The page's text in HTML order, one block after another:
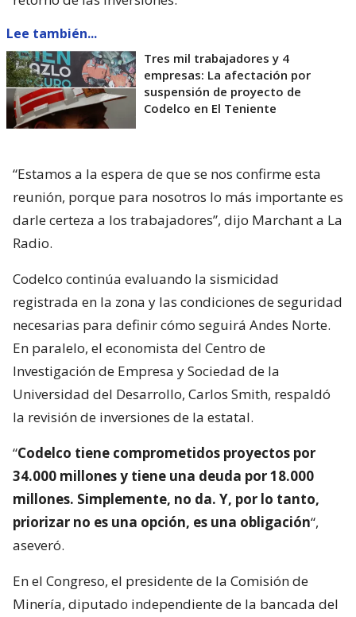
Lee también...
Tres mil trabajadores y 4
empresas: La afectación por
suspensión de proyecto de
Codelco en El Teniente
“Estamos a la espera de que se nos confirme esta
reunión, porque para nosotros lo más importante es
darle certeza a los trabajadores”, dijo Marchant a La
Radio.
Codelco continúa evaluando la sismicidad
registrada en la zona y las condiciones de seguridad
necesarias para definir cómo seguirá Andes Norte.
En paralelo, el economista del Centro de
Investigación de Empresa y Sociedad de la
Universidad del Desarrollo, Carlos Smith, respaldó
la revisión de inversiones de la estatal.
“Codelco tiene comprometidos proyectos por
34.000 millones y tiene una deuda por 18.000
millones. Simplemente, no da. Y, por lo tanto,
priorizar no es una opción, es una obligación“,
aseveró.
En el Congreso, el presidente de la Comisión de
Minería, diputado independiente de la bancada del